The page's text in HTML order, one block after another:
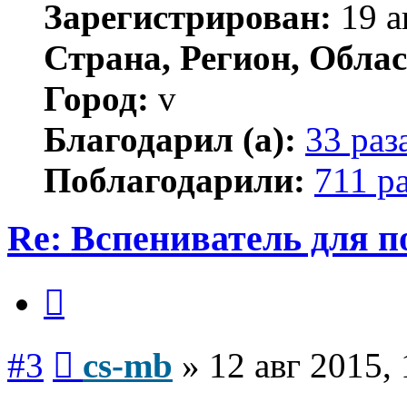
Зарегистрирован: 19
Страна, Регион,
Город: v
Благодарил (а): 33
Поблагодарили: 711
Re: Вспениватель для
#3 cs-mb » 12 авг 2015,